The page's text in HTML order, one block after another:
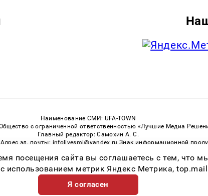
Наименование СМИ: UFA-TOWN
с ограниченной ответственностью «Лучшие Медиа
Главный редактор: Самохин А. С.
эл. почты: infolivesmi@yandex.ru Знак информационной
номер СМИ ЭЛ № ФС 77 — 81149 от 02.06.2021
Ufa-Town.Ru обязательна. Цитирование в Интернете возможно
посещения сайта вы соглашаетесь с тем, что
использованием метрик Яндекс Метрика,
Я согласен